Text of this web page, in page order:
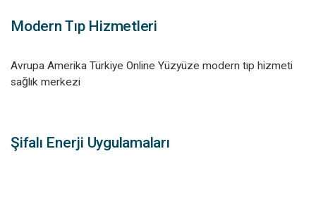
Modern Tıp Hizmetleri
Avrupa Amerika Türkiye Online Yüzyüze modern tıp hizmeti
sağlık merkezi
Şifalı Enerji Uygulamaları